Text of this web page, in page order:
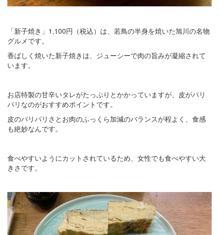
「新子焼き」1,100円（税込）は、若鳥の半身を焼いた旭川の名物
グルメです。
香ばしく焼いた新子焼きは、ジューシーで肉の旨みが凝縮されて
います。
お店特製の甘辛いタレがたっぷりとかかっていますが、皮がパリ
パリなのがおすすめポイントです。
皮のパリパリさとお肉のふっくら加減のバランスが程よく、食感
も絶妙なんです。
食べやすいようにカットされているため、女性でも食べやすい大
きさです。